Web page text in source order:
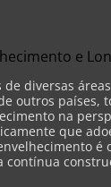
de diversas
outros países,
na
que
é
contínua